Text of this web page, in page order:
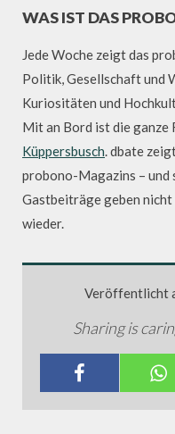
WAS IST DAS
Jede Woche zeigt das
Politik, Gesellschaft und
Kuriositäten und
Mit an Bord ist die ganze
Küppersbusch . dbate
probono-Magazins – und
Gastbeiträge geben
wieder.
Veröffentlicht
Sharing is